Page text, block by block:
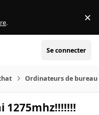
. ×
Se connecter
Ordinateurs de bureau
1275mhz!!!!!!!